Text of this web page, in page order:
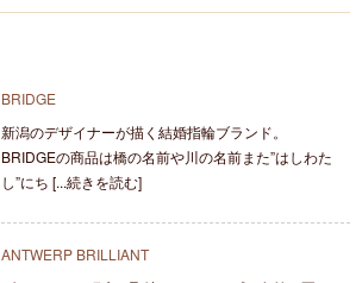
BRIDGE
新潟のデザイナーが描く結婚指輪ブランド。
BRIDGEの商品は橋の名前や川の名前また”はしわた
し”にち [...続きを読む]
ANTWERP BRILLIANT